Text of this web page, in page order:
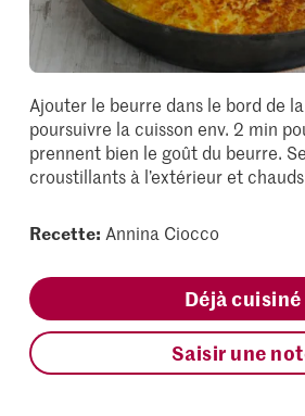
Ajouter le beurre dans le bord de
poursuivre la cuisson env. 2 min
prennent bien le goût du beurre.
croustillants à l’extérieur et
Recette: Annina Ciocco
Déjà cuisiné
Saisir une